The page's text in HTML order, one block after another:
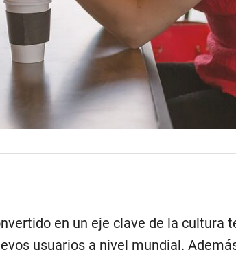
en un eje clave de la cultura
usuarios a nivel mundial.